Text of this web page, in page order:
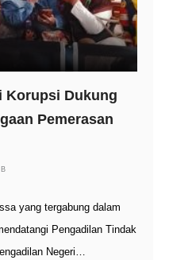
Korupsi Dukung
Pemerasan
yang tergabung dalam
Pengadilan Tindak
Negeri…